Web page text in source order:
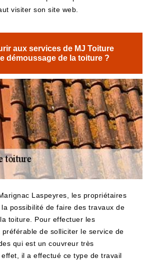
visiter son site web.
aux services de MJ Toiture
démoussage de la toiture ?
Laspeyres, les propriétaires
possibilité de faire des travaux de
toiture. Pour effectuer les
de solliciter le service de
qui est un couvreur très
il a effectué ce type de travail